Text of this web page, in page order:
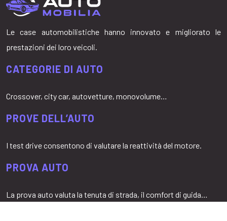
Le case automobilistiche hanno innovato e migliorato le
prestazioni dei loro veicoli.
CATEGORIE DI AUTO
Crossover, city car, autovetture, monovolume…
PROVE DELL’AUTO
I test drive consentono di valutare la reattività del motore.
PROVA AUTO
La prova auto valuta la tenuta di strada, il comfort di guida…